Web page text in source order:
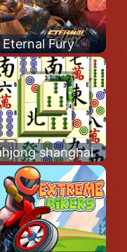
Eternal Fury
shanghai